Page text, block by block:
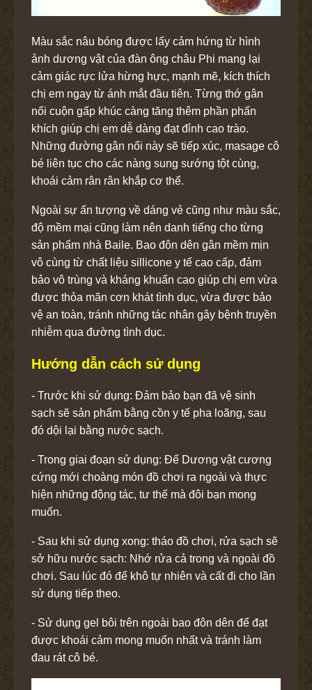
Màu sắc nâu bóng được lấy cảm hứng từ hình
ảnh dương vật của đàn ông châu Phi mang lại
cảm giác rực lửa hừng hực, mạnh mẽ, kích thích
chị em ngay từ ánh mắt đầu tiên. Từng thớ gân
nổi cuộn gấp khúc càng tăng thêm phần phấn
khích giúp chị em dễ dàng đạt đỉnh cao trào.
Những đường gân nổi này sẽ tiếp xúc, masage cô
bé liên tục cho các nàng sung sướng tột cùng,
khoái cảm rân rân khắp cơ thể.
Ngoài sự ấn tượng về dáng vẻ cũng như màu sắc,
độ mềm mại cũng làm nên danh tiếng cho từng
sản phẩm nhà Baile. Bao đôn dên gân mềm mịn
vô cùng từ chất liệu sillicone y tế cao cấp, đảm
bảo vô trùng và kháng khuẩn cao giúp chị em vừa
được thỏa mãn cơn khát tình dục, vừa được bảo
vệ an toàn, tránh những tác nhân gây bệnh truyền
nhiễm qua đường tình dục.
Hướng dẫn cách sử dụng
- Trước khi sử dụng: Đảm bảo bạn đã vệ sinh
sạch sẽ sản phẩm bằng cồn y tế pha loãng, sau
đó dội lại bằng nước sạch.
- Trong giai đoạn sử dụng: Để Dương vật cương
cứng mới choàng món đồ chơi ra ngoài và thực
hiện những động tác, tư thế mà đôi bạn mong
muốn.
- Sau khi sử dụng xong: tháo đồ chơi, rửa sạch sẽ
sở hữu nước sạch: Nhớ rửa cả trong và ngoài đồ
chơi. Sau lúc đó để khô tự nhiên và cất đi cho lần
sử dụng tiếp theo.
- Sử dụng gel bôi trên ngoài bao đôn dên để đạt
được khoái cảm mong muốn nhất và tránh làm
đau rát cô bé.